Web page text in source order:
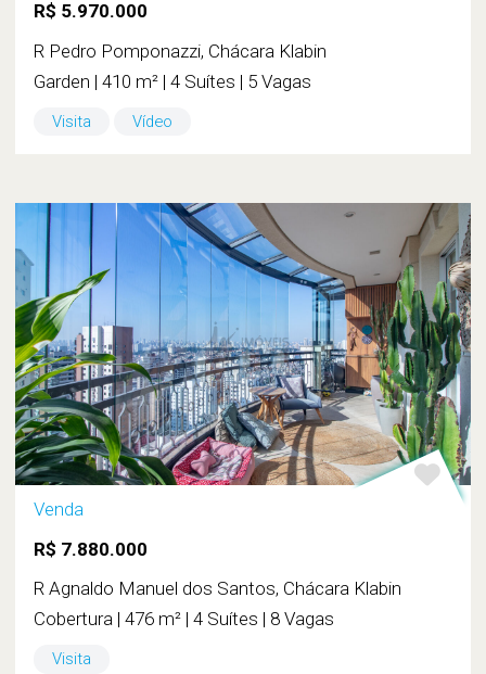
R$ 5.970.000
R Pedro Pomponazzi, Chácara Klabin
Garden | 410 m² | 4 Suítes | 5 Vagas
Visita Vídeo
Venda
R$ 7.880.000
R Agnaldo Manuel dos Santos, Chácara Klabin
Cobertura | 476 m² | 4 Suítes | 8 Vagas
Visita